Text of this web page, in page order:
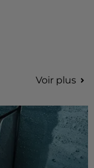
Voir plus